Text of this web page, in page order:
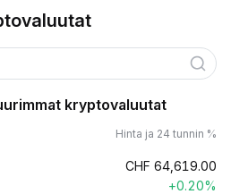
kryptovaluutat
Hinta ja 24 tunnin %
CHF 64,619.00
+0.20%